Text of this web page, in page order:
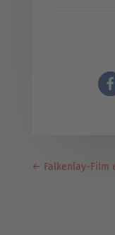
← Falkenlay-Film